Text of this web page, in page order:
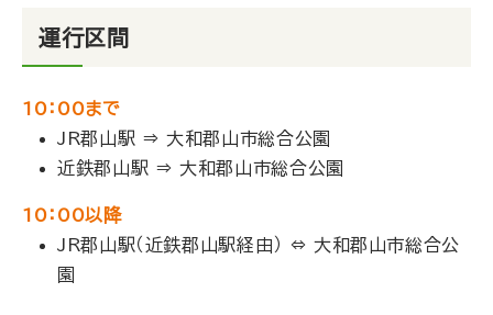
運行区間
10：00まで
JR郡山駅 ⇒ 大和郡山市総合公園
近鉄郡山駅 ⇒ 大和郡山市総合公園
10：00以降
JR郡山駅（近鉄郡山駅経由） ⇔ 大和郡山市総合公
園